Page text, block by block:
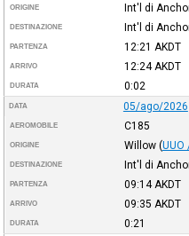
ORIGINE Int'l di
DESTINAZIONE Int'l di
PARTENZA 12:21 AKDT
ARRIVO 12:24 AKDT
DURATA 0:02
DATA 05/ago/2026
AEROMOBILE C185
ORIGINE Willow (UUO
DESTINAZIONE Int'l di
PARTENZA 09:14 AKDT
ARRIVO 09:35 AKDT
DURATA 0:21